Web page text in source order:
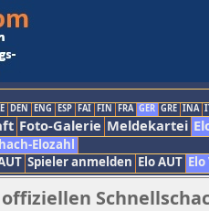
DEN ENG ESP FAI FIN FRA GER GRE INA
Foto-Galerie Meldekartei
Elozahl
Spieler anmelden Elo AUT